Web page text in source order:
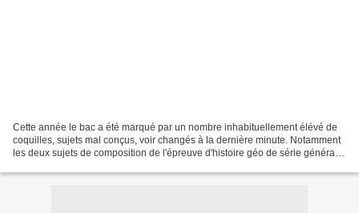
Cette année le bac a été marqué par un nombre inhabituellement élévé de
coquilles, sujets mal conçus, voir changés à la dernière minute. Notamment
les deux sujets de composition de l'épreuve d'histoire géo de série générale